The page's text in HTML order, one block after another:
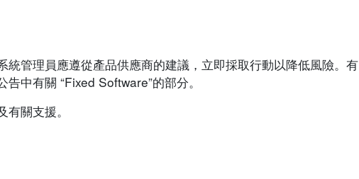
管理員應遵從產品供應商的建議，立即採取行動以降低風險。有
中有關 “Fixed Software”的部分。
關支援。